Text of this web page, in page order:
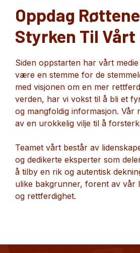
Oppdag
Styrken Til Vårt
Siden oppstarten har vårt
være en stemme for de
med visjonen om en mer
verden, har vi vokst til å bli et
og mangfoldig informasjon. Vår
av en urokkelig vilje til å
Teamet vårt består av
og dedikerte eksperter som
å tilby en rik og autentisk
ulike bakgrunner, forent av vår
og rettferdighet.